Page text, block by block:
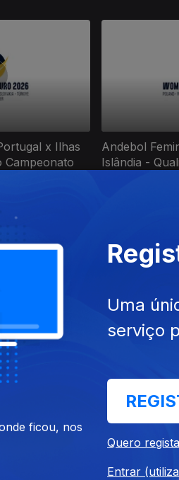
x Ilhas
Campeonato
Andebol
Islândia -
de
x Porto
Europa de
ficou, nos
Uma
serviço
Quero
Entrar